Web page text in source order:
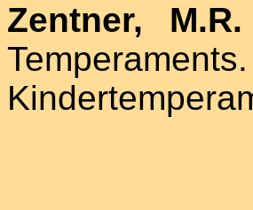
Zentner, M.R.